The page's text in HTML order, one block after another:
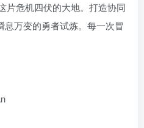
片危机四伏的大地。打造协同
万变的勇者试炼。每一次冒